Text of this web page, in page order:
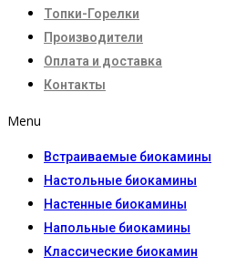
Топки-Горелки
Производители
Оплата и доставка
Контакты
Menu
Встраиваемые биокамины
Настoльные биокамины
Настенные биокамины
Напольные биокамины
Классические биокамин